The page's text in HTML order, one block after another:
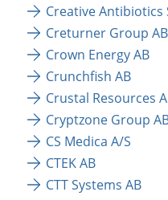
Creative Antibiotics
Creturner Group AB
Crown Energy AB
Crunchfish AB
Crustal Resources
Cryptzone Group
CS Medica A/S
CTEK AB
CTT Systems AB